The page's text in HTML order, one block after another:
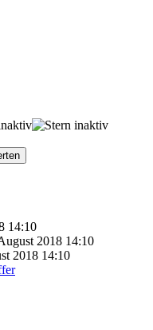
14:10
2018 14:10
2018 14:10